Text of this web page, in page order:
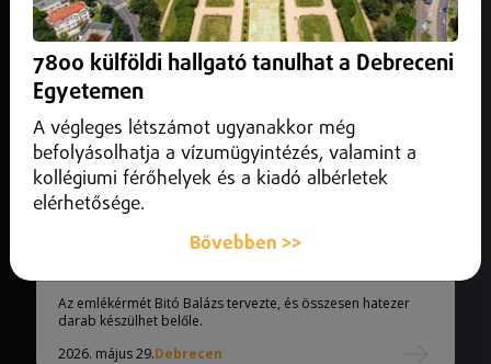
Emlékérmén szerepel majd
Az emlékérmét Bitó Balázs tervezte, és összesen hatezer
darab készülhet belőle.
2026. május 29.Debrecen
7800 külföldi hallgató tanulhat a Debreceni
Egyetemen
A végleges létszámot ugyanakkor még
befolyásolhatja a vízumügyintézés, valamint a
kollégiumi férőhelyek és a kiadó albérletek
elérhetősége.
Bővebben >>